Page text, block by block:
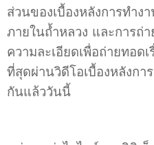
ส่วนของเบื้องหลังการทำง
ภายในถ้ำหลวง และการถ่
ความละเอียดเพื่อถ่ายทอด
ที่สุดผ่านวิดีโอเบื้องหลังก
กันแล้ววันนี้